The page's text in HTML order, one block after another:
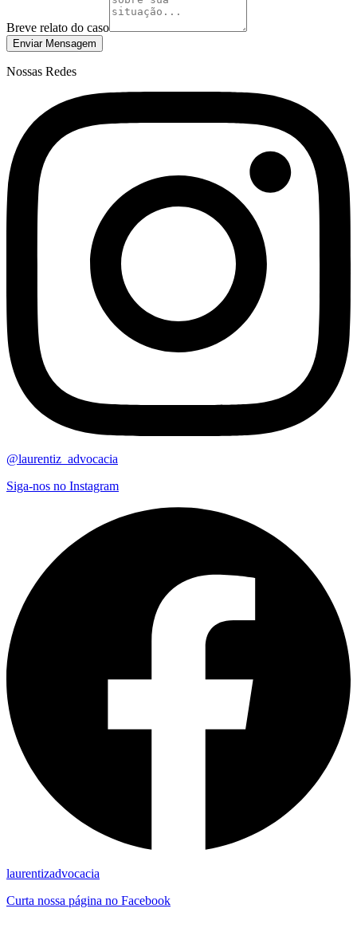
Breve relato do caso
Enviar Mensagem
Nossas Redes
@laurentiz_advocacia
Siga-nos no Instagram
laurentizadvocacia
Curta nossa página no Facebook